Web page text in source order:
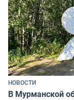
НОВОСТИ
В Мурманской